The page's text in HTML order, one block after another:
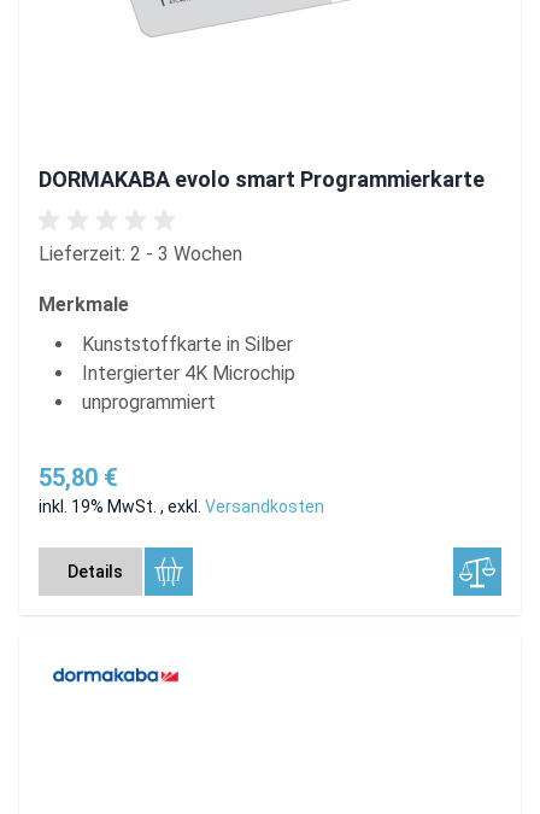
DORMAKABA evolo smart Programmierkarte
Lieferzeit: 2 - 3 Wochen
Merkmale
Kunststoffkarte in Silber
Intergierter 4K Microchip
unprogrammiert
55,80 €
inkl. 19% MwSt. , exkl. Versandkosten
Details